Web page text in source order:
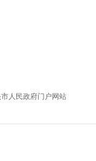
人民政府门户网站